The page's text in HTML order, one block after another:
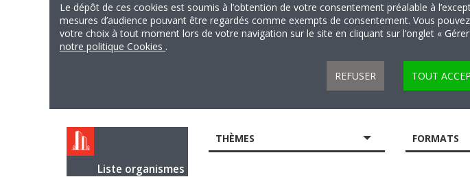
Le dépôt de ces cookies est soumis à l’obtention de votre consentement préalable à
mesures d’audience pouvant être regardés comme exempts de consentement. Vous
votre choix à tout moment lors de votre navigation sur le site en cliquant sur l’onglet «
notre politique Cookies .
REFUSER TOUT
Liste organismes
THÈMES FORMATS